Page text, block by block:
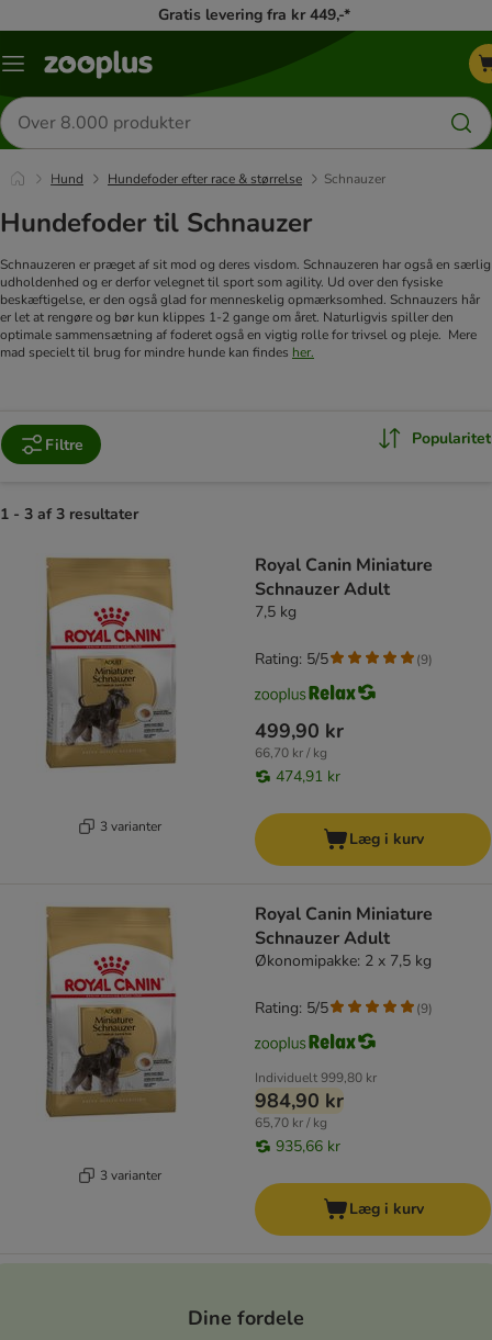
Gratis levering fra kr 449,-*
Menu
Søg
efter
produkter
Hund Hundefoder efter race & størrelse Schnauzer
Hundefoder til Schnauzer
Schnauzeren er præget af sit mod og deres visdom. Schnauzeren har også en særlig
udholdenhed og er derfor velegnet til sport som agility. Ud over den fysiske
beskæftigelse, er den også glad for menneskelig opmærksomhed. Schnauzers hår
er let at rengøre og bør kun klippes 1-2 gange om året. Naturligvis spiller den
optimale sammensætning af foderet også en vigtig rolle for trivsel og pleje. Mere
mad specielt til brug for mindre hunde kan findes her.
Filtre Popularitet
1 - 3 af 3 resultater
3 varianter
Royal Canin Miniature
Schnauzer Adult
7,5 kg
499,90 kr
66,70 kr / kg
474,91 kr
Rating: 5/5 (9)
Læg i kurv
3 varianter
Royal Canin Miniature
Schnauzer Adult
Økonomipakke: 2 x 7,5 kg
Individuelt999,80 kr
984,90 kr
65,70 kr / kg
935,66 kr
Rating: 5/5 (9)
Læg i kurv
Dine fordele